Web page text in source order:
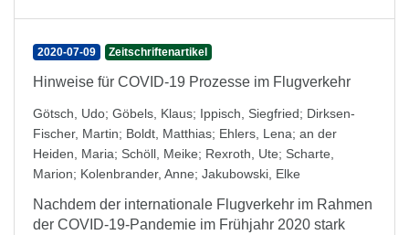
2020-07-09 Zeitschriftenartikel
Hinweise für COVID-19 Prozesse im Flugverkehr
Götsch, Udo; Göbels, Klaus; Ippisch, Siegfried; Dirksen-
Fischer, Martin; Boldt, Matthias; Ehlers, Lena; an der
Heiden, Maria; Schöll, Meike; Rexroth, Ute; Scharte,
Marion; Kolenbrander, Anne; Jakubowski, Elke
Nachdem der internationale Flugverkehr im Rahmen
der COVID-19-Pandemie im Frühjahr 2020 stark